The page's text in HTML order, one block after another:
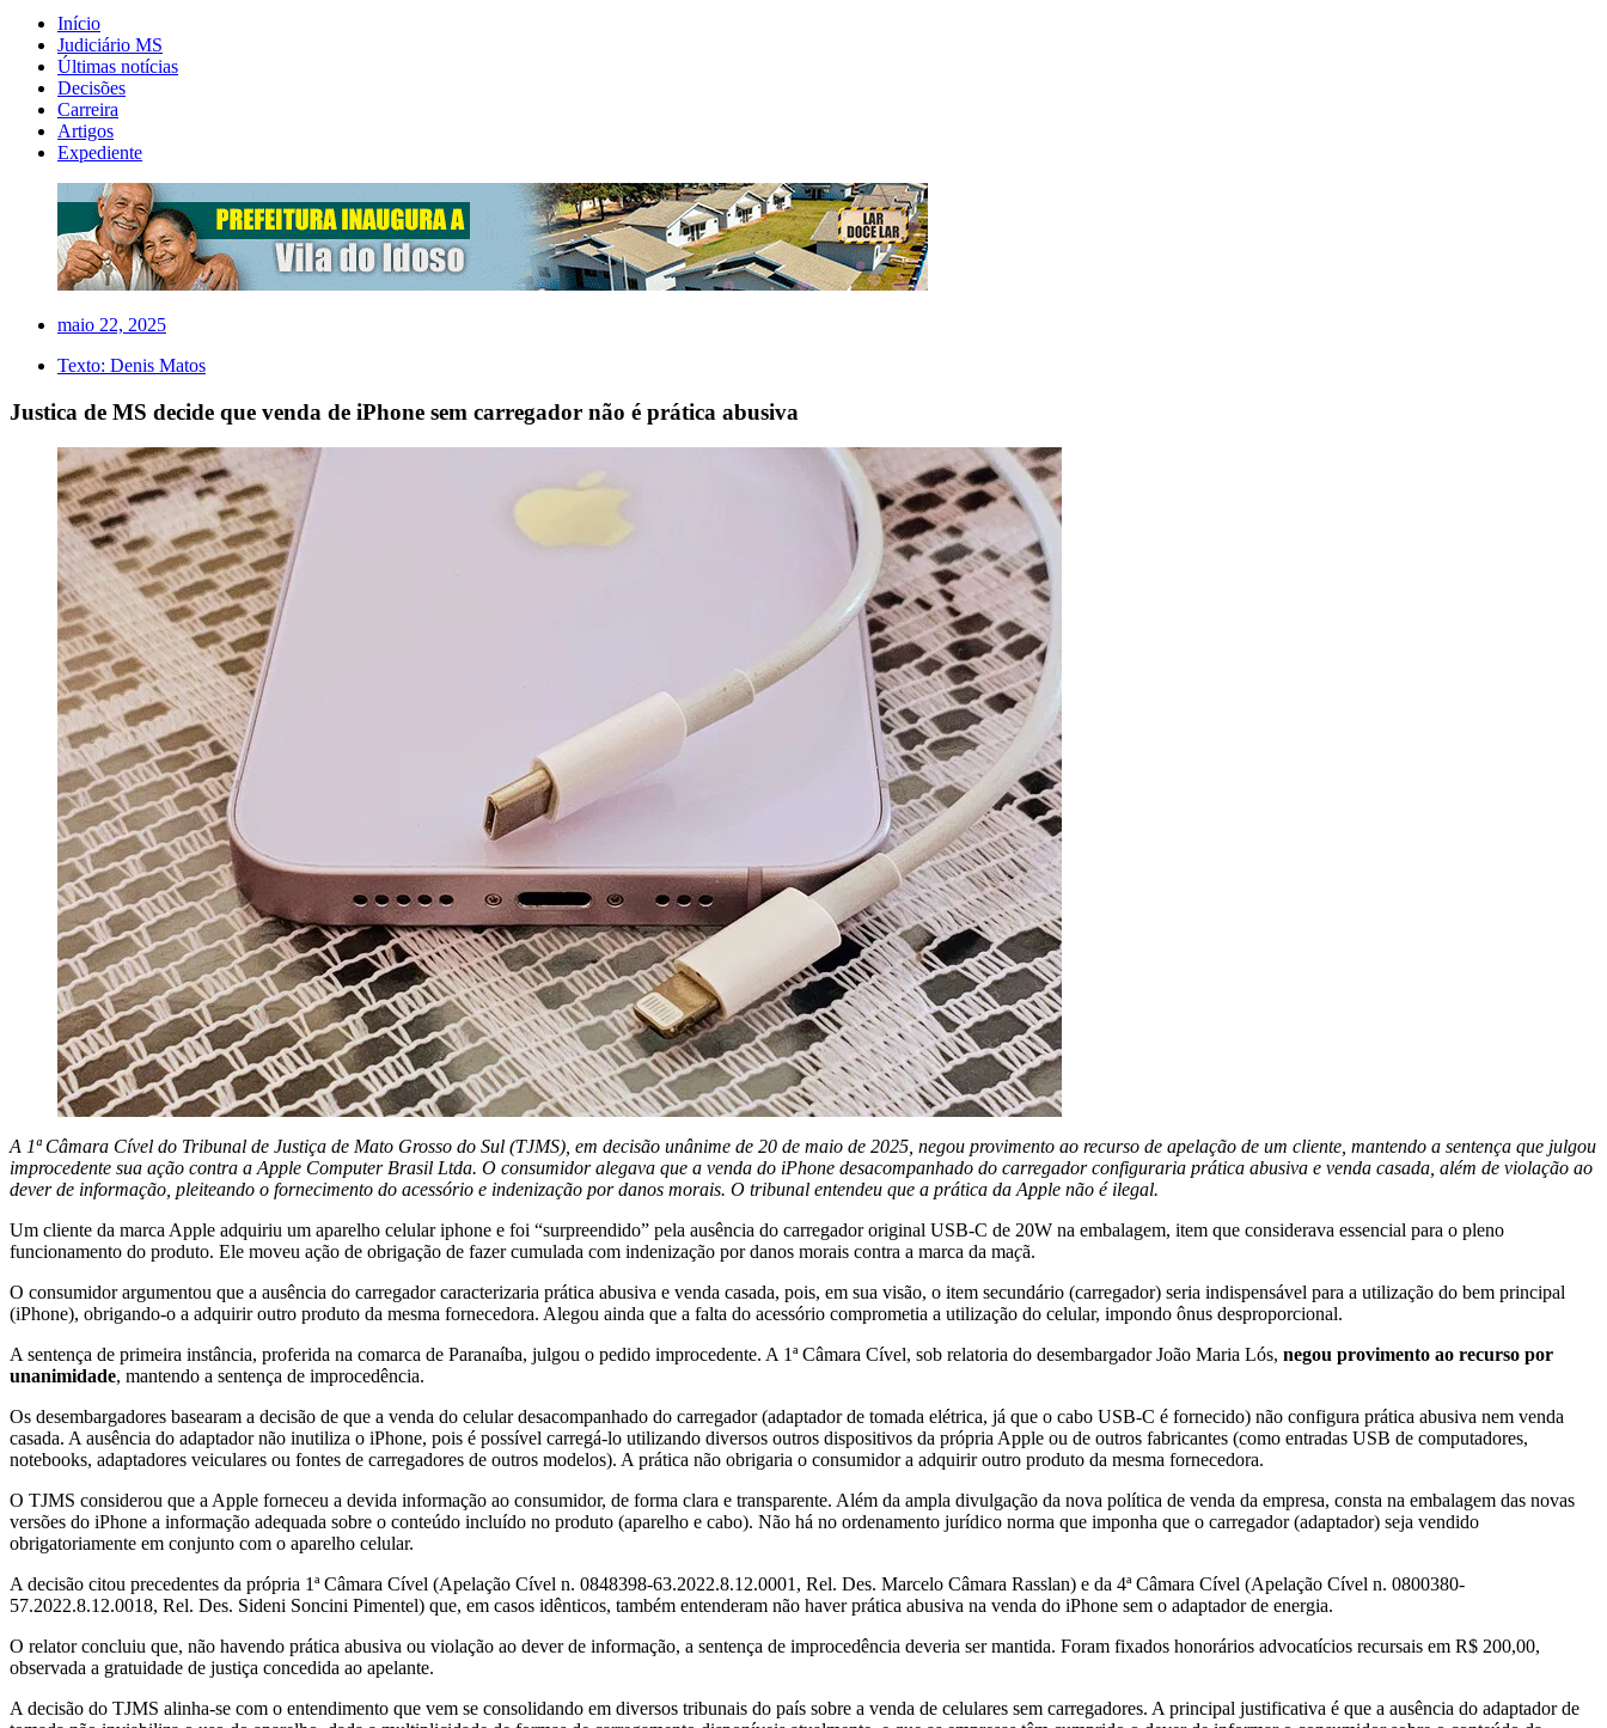
Início
Judiciário MS
Últimas notícias
Decisões
Carreira
Artigos
Expediente
maio 22, 2025
Texto: Denis Matos
Justica de MS decide que venda de iPhone sem carregador não é prática abusiva
A 1ª Câmara Cível do Tribunal de Justiça de Mato Grosso do Sul (TJMS), em decisão unânime de 20 de maio de 2025, negou provimento ao recurso de apelação de um cliente, mantendo a sentença que julgou
improcedente sua ação contra a Apple Computer Brasil Ltda. O consumidor alegava que a venda do iPhone desacompanhado do carregador configuraria prática abusiva e venda casada, além de violação ao
dever de informação, pleiteando o fornecimento do acessório e indenização por danos morais. O tribunal entendeu que a prática da Apple não é ilegal.
Um cliente da marca Apple adquiriu um aparelho celular iphone e foi “surpreendido” pela ausência do carregador original USB-C de 20W na embalagem, item que considerava essencial para o pleno
funcionamento do produto. Ele moveu ação de obrigação de fazer cumulada com indenização por danos morais contra a marca da maçã.
O consumidor argumentou que a ausência do carregador caracterizaria prática abusiva e venda casada, pois, em sua visão, o item secundário (carregador) seria indispensável para a utilização do bem principal
(iPhone), obrigando-o a adquirir outro produto da mesma fornecedora. Alegou ainda que a falta do acessório comprometia a utilização do celular, impondo ônus desproporcional.
A sentença de primeira instância, proferida na comarca de Paranaíba, julgou o pedido improcedente. A 1ª Câmara Cível, sob relatoria do desembargador João Maria Lós, negou provimento ao recurso por
unanimidade, mantendo a sentença de improcedência.
Os desembargadores basearam a decisão de que a venda do celular desacompanhado do carregador (adaptador de tomada elétrica, já que o cabo USB-C é fornecido) não configura prática abusiva nem venda
casada. A ausência do adaptador não inutiliza o iPhone, pois é possível carregá-lo utilizando diversos outros dispositivos da própria Apple ou de outros fabricantes (como entradas USB de computadores,
notebooks, adaptadores veiculares ou fontes de carregadores de outros modelos). A prática não obrigaria o consumidor a adquirir outro produto da mesma fornecedora.
O TJMS considerou que a Apple forneceu a devida informação ao consumidor, de forma clara e transparente. Além da ampla divulgação da nova política de venda da empresa, consta na embalagem das novas
versões do iPhone a informação adequada sobre o conteúdo incluído no produto (aparelho e cabo). Não há no ordenamento jurídico norma que imponha que o carregador (adaptador) seja vendido
obrigatoriamente em conjunto com o aparelho celular.
A decisão citou precedentes da própria 1ª Câmara Cível (Apelação Cível n. 0848398-63.2022.8.12.0001, Rel. Des. Marcelo Câmara Rasslan) e da 4ª Câmara Cível (Apelação Cível n. 0800380-
57.2022.8.12.0018, Rel. Des. Sideni Soncini Pimentel) que, em casos idênticos, também entenderam não haver prática abusiva na venda do iPhone sem o adaptador de energia.
O relator concluiu que, não havendo prática abusiva ou violação ao dever de informação, a sentença de improcedência deveria ser mantida. Foram fixados honorários advocatícios recursais em R$ 200,00,
observada a gratuidade de justiça concedida ao apelante.
A decisão do TJMS alinha-se com o entendimento que vem se consolidando em diversos tribunais do país sobre a venda de celulares sem carregadores. A principal justificativa é que a ausência do adaptador de